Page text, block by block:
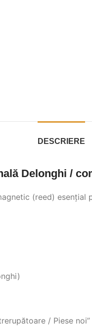
DESCRIERE
Delonghi /
(reed)
/ Piese noi”